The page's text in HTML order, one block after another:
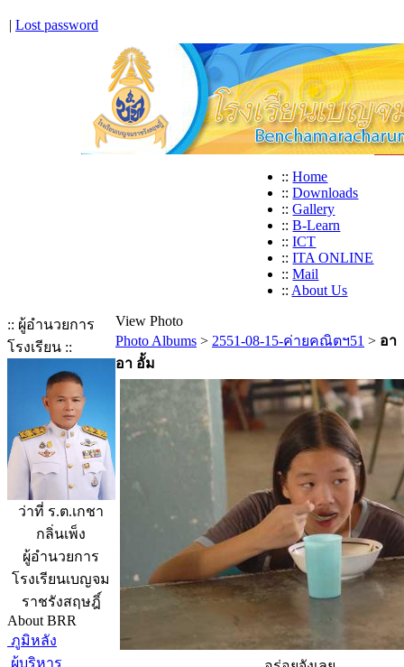
| Lost password
:: Home
:: Downloads
:: Gallery
:: B-Learn
:: ICT
:: ITA ONLINE
:: Mail
:: About Us
:: ผู้อำนวยการ
โรงเรียน ::
ว่าที่ ร.ต.เกชา
กลิ่นเพ็ง
ผู้อำนวยการ
โรงเรียนเบญจม
ราชรังสฤษฎิ์
About BRR
ภูมิหลัง
ผู้บริหาร
View Photo
Photo Albums > 2551-08-15-ค่ายคณิตฯ51 > อา
อา อั้ม